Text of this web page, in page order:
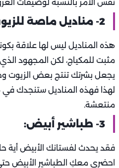
نفس الأمر بالنسبة لوصيفات
2- مناديل ماصة للزيوت:
هذه المناديل ليس لها علاقة
مثبت للمكياج، لكن المجهود
يجعل بشرتك تنتج بعض الزيوت
لهذا فهذه المناديل ستنجدك
منتعشة.
3- طباشير أبيض:
فقد يحدث لفستانك الأبيض أية
احضري معكِ الطباشير الأبيض